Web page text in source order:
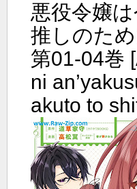
悪役令嬢
推しのた
第01-04巻
ni
akuto to